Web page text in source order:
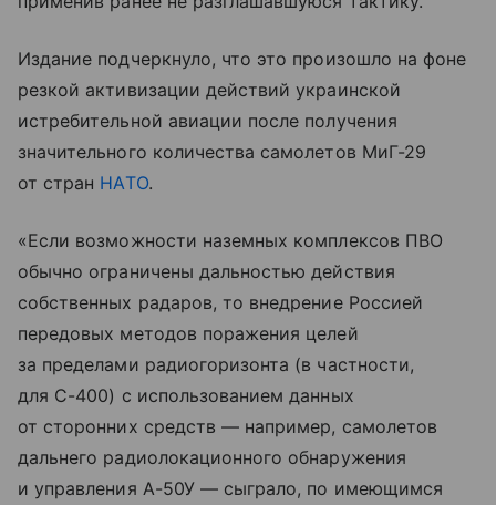
Издание подчеркнуло, что это произошло на фоне
резкой активизации действий украинской
истребительной авиации после получения
значительного количества самолетов МиГ-29
от стран НАТО.
«Если возможности наземных комплексов ПВО
обычно ограничены дальностью действия
собственных радаров, то внедрение Россией
передовых методов поражения целей
за пределами радиогоризонта (в частности,
для С-400) с использованием данных
от сторонних средств — например, самолетов
дальнего радиолокационного обнаружения
и управления А-50У — сыграло, по имеющимся